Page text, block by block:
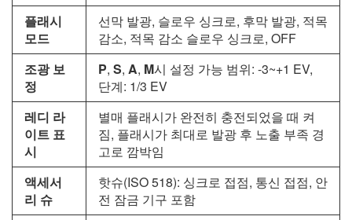
플래시
모드
선막 발광, 슬로우 싱크로, 후막 발광, 적목
감소, 적목 감소 슬로우 싱크로, OFF
조광 보
정
P, S, A, M시 설정 가능 범위: -3~+1 EV,
단계: 1/3 EV
레디 라
이트 표
시
별매 플래시가 완전히 충전되었을 때 켜
짐, 플래시가 최대로 발광 후 노출 부족 경
고로 깜박임
액세서
리 슈
핫슈(ISO 518): 싱크로 접점, 통신 접점, 안
전 잠금 기구 포함